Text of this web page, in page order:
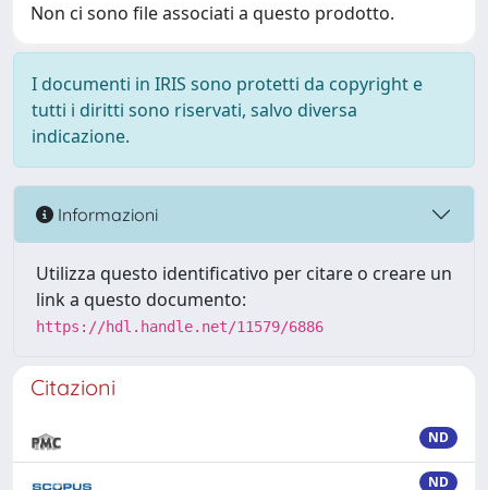
Non ci sono file associati a questo prodotto.
I documenti in IRIS sono protetti da copyright e
tutti i diritti sono riservati, salvo diversa
indicazione.
Informazioni
Utilizza questo identificativo per citare o creare un
link a questo documento:
https://hdl.handle.net/11579/6886
Citazioni
ND
ND